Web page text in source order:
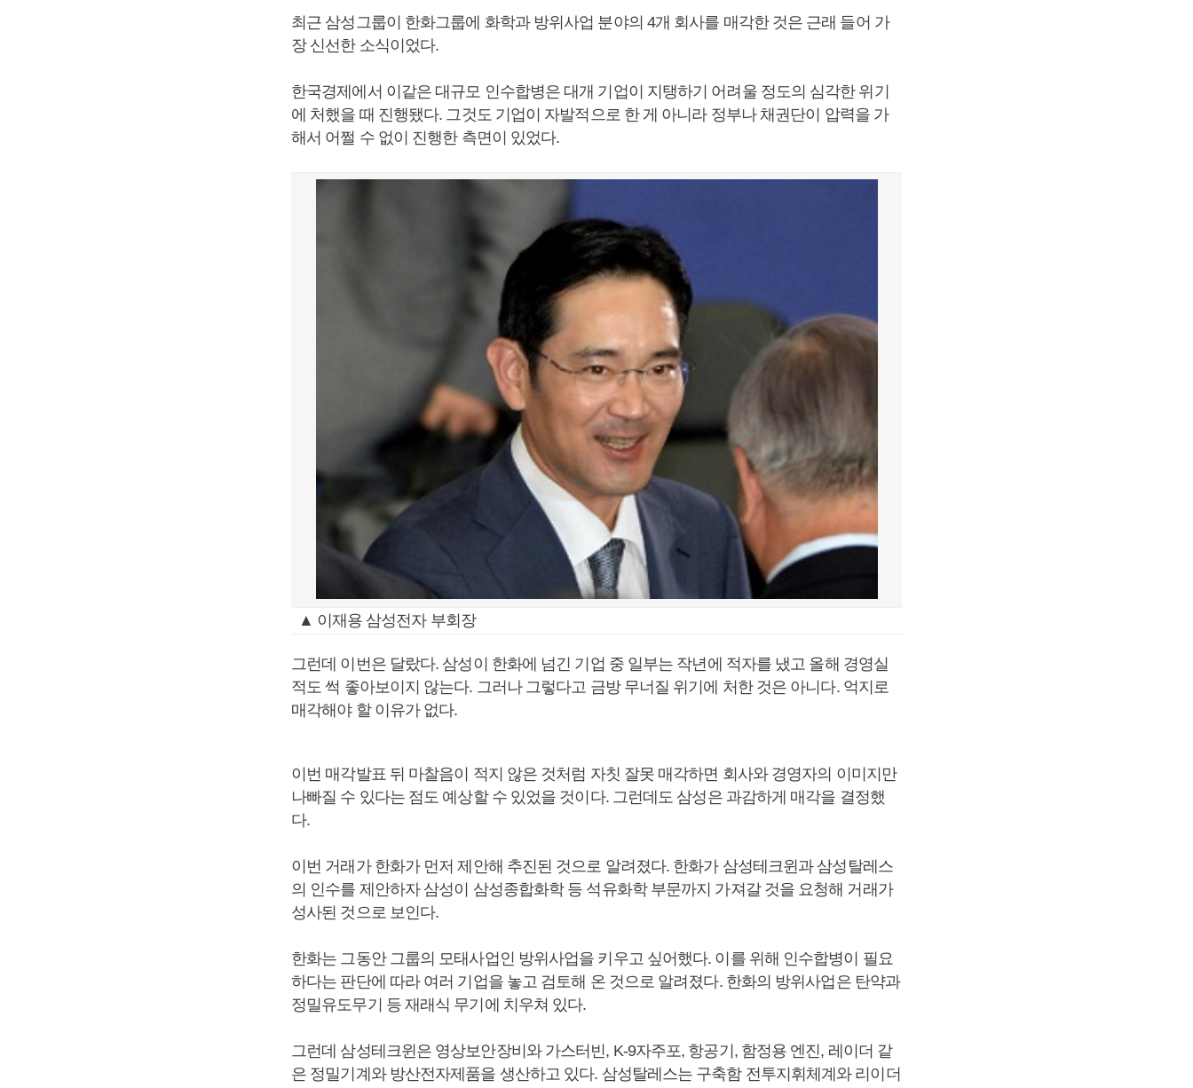
최근 삼성그룹이 한화그룹에 화학과 방위사업 분야의 4개 회사를 매각한 것은 근래 들어 가
장 신선한 소식이었다.
한국경제에서 이같은 대규모 인수합병은 대개 기업이 지탱하기 어려울 정도의 심각한 위기
에 처했을 때 진행됐다. 그것도 기업이 자발적으로 한 게 아니라 정부나 채권단이 압력을 가
해서 어쩔 수 없이 진행한 측면이 있었다.
▲ 이재용 삼성전자 부회장
그런데 이번은 달랐다. 삼성이 한화에 넘긴 기업 중 일부는 작년에 적자를 냈고 올해 경영실
적도 썩 좋아보이지 않는다. 그러나 그렇다고 금방 무너질 위기에 처한 것은 아니다. 억지로
매각해야 할 이유가 없다.
이번 매각발표 뒤 마찰음이 적지 않은 것처럼 자칫 잘못 매각하면 회사와 경영자의 이미지만
나빠질 수 있다는 점도 예상할 수 있었을 것이다. 그런데도 삼성은 과감하게 매각을 결정했
다.
이번 거래가 한화가 먼저 제안해 추진된 것으로 알려졌다. 한화가 삼성테크윈과 삼성탈레스
의 인수를 제안하자 삼성이 삼성종합화학 등 석유화학 부문까지 가져갈 것을 요청해 거래가
성사된 것으로 보인다.
한화는 그동안 그룹의 모태사업인 방위사업을 키우고 싶어했다. 이를 위해 인수합병이 필요
하다는 판단에 따라 여러 기업을 놓고 검토해 온 것으로 알려졌다. 한화의 방위사업은 탄약과
정밀유도무기 등 재래식 무기에 치우쳐 있다.
그런데 삼성테크윈은 영상보안장비와 가스터빈, K-9자주포, 항공기, 함정용 엔진, 레이더 같
은 정밀기계와 방산전자제품을 생산하고 있다. 삼성탈레스는 구축함 전투지휘체계와 리이더